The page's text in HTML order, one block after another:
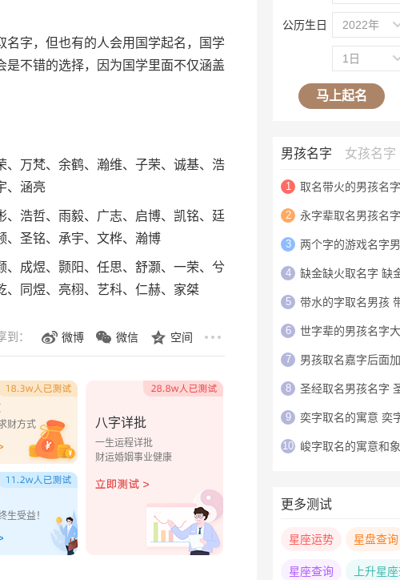
字，但也有的人会用国学起名，国学
不错的选择，因为国学里面不仅涵盖
万梵、余鹤、瀚维、子荣、诚基、浩
、涵亮
浩哲、雨毅、广志、启博、凯铭、廷
、圣铭、承宇、文桦、瀚博
成煜、颢阳、任思、舒灏、一荣、兮
、同煜、亮栩、艺科、仁赫、家桀
到： 微博 微信 空间
财方式
生受益！
八字详批
一生运程详批
财运婚姻事业健康
公历生日 2022年
1日
马上起名
男孩名字 女孩名字
1 取名带火的男孩名
2 永字辈取名男孩名
3 两个字的游戏名字男
4 缺金缺火取名字 缺金
5 带水的字取名男孩
6 世字辈的男孩名字
7 男孩取名嘉字后面
8 圣经取名男孩名字
9 奕字取名的寓意 奕
10 峻字取名的寓意和象
更多测试
星座运势 星盘查询
星座查询 上升星